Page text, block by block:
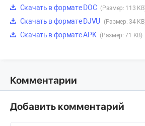
Скачать в формате DOC (Размер: 113
Скачать в формате DJVU (Размер: 34
Скачать в формате APK (Размер: 71 KB)
Комментарии
Добавить комментарий